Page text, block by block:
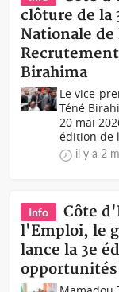
clôture de la
Nationale
Birahima
Le vice-
Téné
20 mai
édition de
il y a 2
Info
Côte
l'Emploi, le
lance la 3e
opportunités